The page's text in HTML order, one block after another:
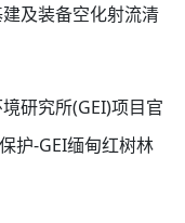
及装备空化射流清
研究所(GEI)项目官
护-GEI缅甸红树林